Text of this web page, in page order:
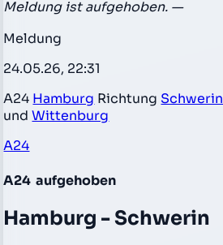
Meldung ist aufgehoben. —
Meldung
24.05.26, 22:31
A24 Hamburg Richtung Schwerin
undWittenburg
A24
A24 aufgehoben
Hamburg - Schwerin